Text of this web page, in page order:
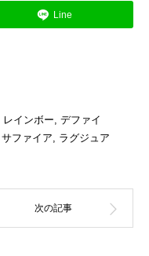
Line
レインボー, デファイ
サファイア, ラグジュア